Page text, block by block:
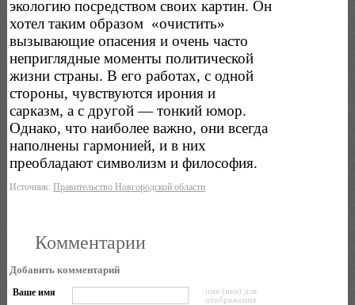
экологию посредством своих картин. Он
хотел таким образом «очистить»
вызывающие опасения и очень часто
неприглядные моменты политической
жизни страны. В его работах, с одной
стороны, чувствуются ирония и
сарказм, а с другой — тонкий юмор.
Однако, что наиболее важно, они всегда
наполнены гармонией, и в них
преобладают символизм и философия.
Источник:Правительство Новгородской области
Комментарии
Добавить комментарий
Ваше имя
имя (ник) для
отображения